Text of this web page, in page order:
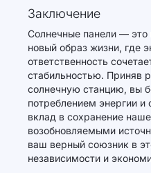
Заключение
Солнечные панели — это
новый образ жизни, где
ответственность
стабильностью. Приняв
солнечную станцию, вы
потреблением энергии
вклад в сохранение
возобновляемыми
ваш верный союзник в
независимости и